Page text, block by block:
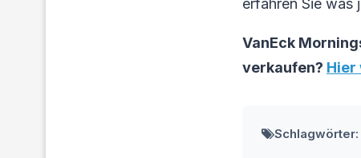
VanEck
verkaufen? Hier
Schlagwörter: